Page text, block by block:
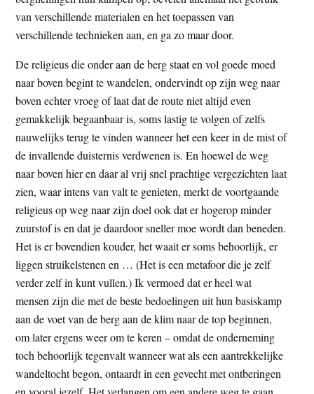
van verschillende materialen en het toepassen van
verschillende technieken aan, en ga zo maar door.
De religieus die onder aan de berg staat en vol goede moed
naar boven begint te wandelen, ondervindt op zijn weg naar
boven echter vroeg of laat dat de route niet altijd even
gemakkelijk begaanbaar is, soms lastig te volgen of zelfs
nauwelijks terug te vinden wanneer het een keer in de mist of
de invallende duisternis verdwenen is. En hoewel de weg
naar boven hier en daar al vrij snel prachtige vergezichten laat
zien, waar intens van valt te genieten, merkt de voortgaande
religieus op weg naar zijn doel ook dat er hogerop minder
zuurstof is en dat je daardoor sneller moe wordt dan beneden.
Het is er bovendien kouder, het waait er soms behoorlijk, er
liggen struikelstenen en … (Het is een metafoor die je zelf
verder zelf in kunt vullen.) Ik vermoed dat er heel wat
mensen zijn die met de beste bedoelingen uit hun basiskamp
aan de voet van de berg aan de klim naar de top beginnen,
om later ergens weer om te keren – omdat de onderneming
toch behoorlijk tegenvalt wanneer wat als een aantrekkelijke
wandeltocht begon, ontaardt in een gevecht met ontberingen